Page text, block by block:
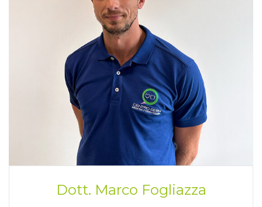
Dott. Marco Fogliazza